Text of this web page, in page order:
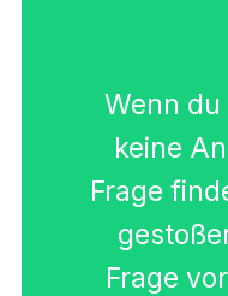
Wenn
keine
Frage
Frage